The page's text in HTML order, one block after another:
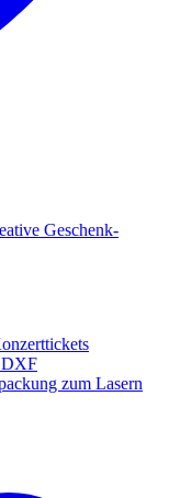
Geschenk-